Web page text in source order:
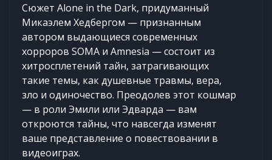
Сюжет Alone in the Dark, придуманный
Микаэлем Хедбергом — признанным
автором выдающиеся современных
хорроров SOMA и Amnesia — состоит из
хитросплетений тайн, затрагивающих
такие темы, как душевные травмы, вера,
зло и одиночество. Преодолев этот кошмар
— в роли Эмили или Эдварда — вам
откроются тайны, что навсегда изменят
ваше представление о повествовании в
видеоиграх.